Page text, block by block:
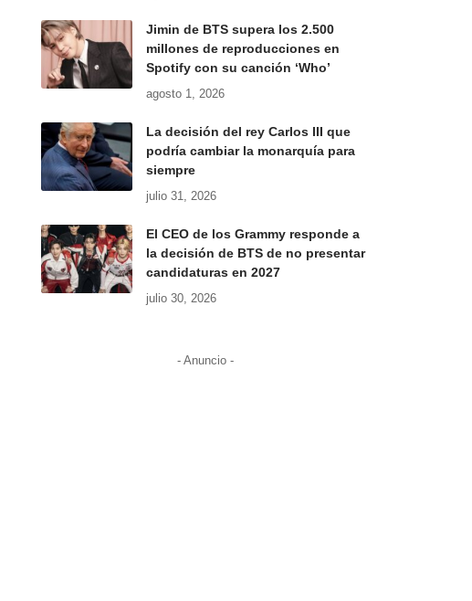
Jimin de BTS supera los 2.500
millones de reproducciones en
Spotify con su canción ‘Who’
agosto 1, 2026
La decisión del rey Carlos III que
podría cambiar la monarquía para
siempre
julio 31, 2026
El CEO de los Grammy responde a
la decisión de BTS de no presentar
candidaturas en 2027
julio 30, 2026
- Anuncio -